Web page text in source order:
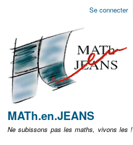
Aller
non
identifié
Se connecter
MATh.en.JEANS
Ne subissons pas les maths, vivons les !